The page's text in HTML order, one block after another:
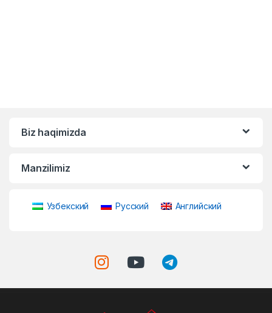
Biz haqimizda
Manzilimiz
Узбекский Русский Английский